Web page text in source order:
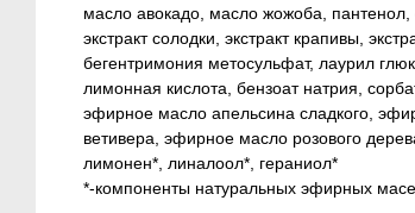
масло авокадо, масло жожоба,
экстракт солодки, экстракт крапивы,
бегентримония метосульфат, лаурил
лимонная кислота, бензоат натрия,
эфирное масло апельсина сладкого,
ветивера, эфирное масло розового
лимонен*, линалоол*, гераниол*
*-компоненты натуральных эфирных